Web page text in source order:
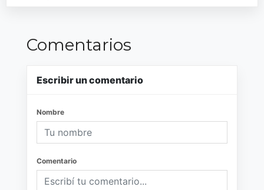
Comentarios
Escribir un comentario
Nombre
Comentario